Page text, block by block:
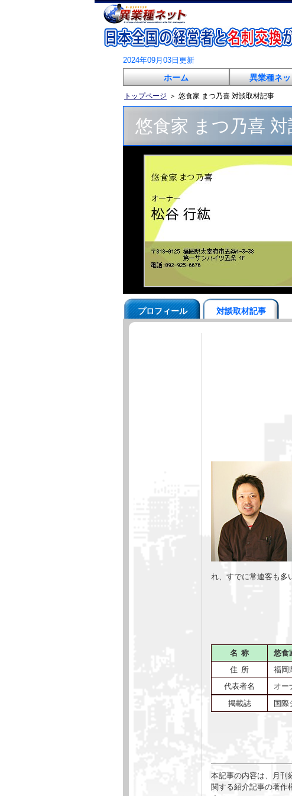
2024年09月03日更新
ホーム 異業種ネ
トップページ ＞ 悠食家 まつ乃喜 対談取材記事
悠食家 まつ乃喜
プロフィール 対談取材記事
れ、すでに常連客も多
名 称
悠食
住 所
福岡
代表者名
オ
掲載誌
国際
本記事の内容は、月刊
関する紹介記事の著作